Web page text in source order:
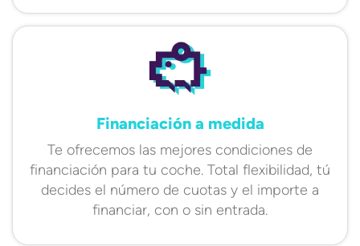
Financiación a medida
Te ofrecemos las mejores condiciones de
financiación para tu coche. Total flexibilidad, tú
decides el número de cuotas y el importe a
financiar, con o sin entrada.